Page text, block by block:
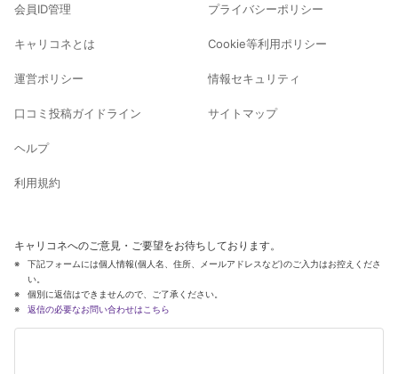
会員ID管理
キャリコネとは
運営ポリシー
口コミ投稿ガイドライン
ヘルプ
利用規約
プライバシーポリシー
Cookie等利用ポリシー
情報セキュリティ
サイトマップ
キャリコネへのご意見・ご要望をお待ちしております。
下記フォームには個人情報(個人名、住所、メールアドレスなど)のご入力はお控えくださ
い。
個別に返信はできませんので、ご了承ください。
返信の必要なお問い合わせはこちら